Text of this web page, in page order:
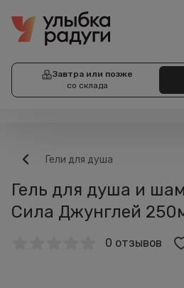
Завтра или позже
со склада
Гели для душа
Гель для душа и
Сила Джунглей
0 отзывов